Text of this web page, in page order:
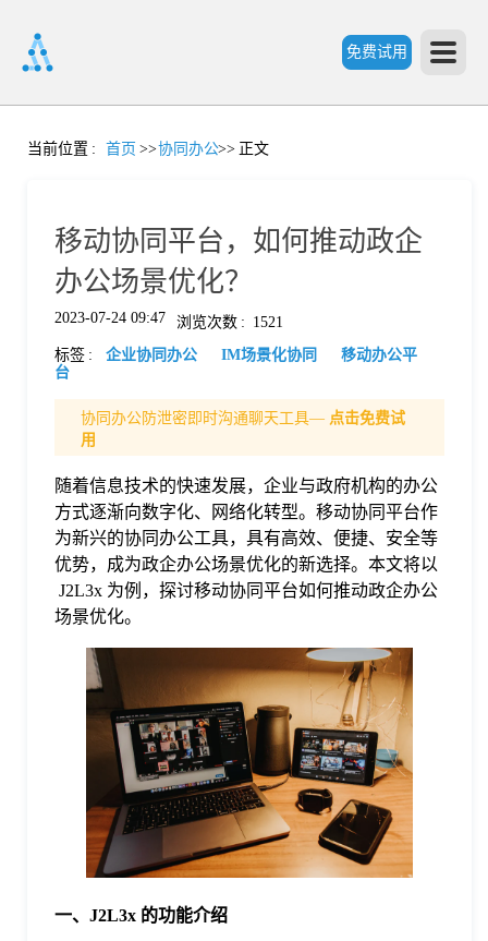
免费试用
首
格
当前位置 : 首页 >>协同办公>> 正文
移动协同平台，如何推动政企
办公场景优化？
2023-07-24 09:47 浏览次数 : 1521
标签 : 企业协同办公 IM场景化协同
移动办公平
台
协同办公防泄密即时沟通聊天工具— 点击免费试
用
随着信息技术的快速发展，企业与政府机构的办公
方式逐渐向数字化、网络化转型。移动协同平台作
为新兴的协同办公工具，具有高效、便捷、安全等
优势，成为政企办公场景优化的新选择。本文将以
J2L3x 为例，探讨移动协同平台如何推动政企办公
场景优化。
一、J2L3x 的功能介绍